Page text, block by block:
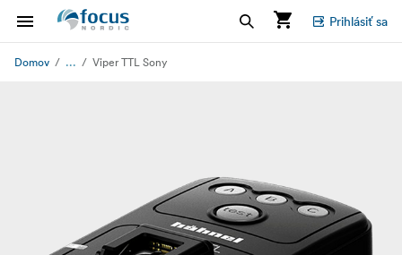
Prihlásiť sa
Domov ... Viper TTL Sony